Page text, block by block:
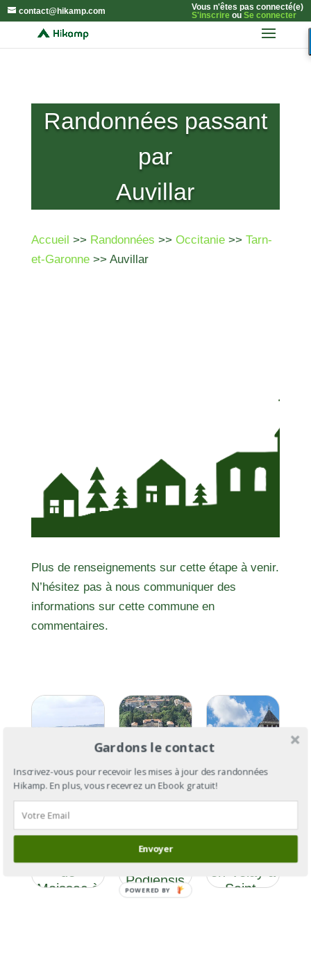
contact@hikamp.com
Vous n'êtes pas connecté(e)
S'inscrireou Se connecter
Randonnées passant
par
Auvillar
Accueil >> Randonnées >> Occitanie>> Tarn-
et-Garonne>> Auvillar
Plus de renseignements sur cette étape à venir.
N’hésitez pas à nous communiquer des
informations sur cette commune en
commentaires.
GR®65 :
la Via
Podiensis
Moissac à
GR®65, Via
Gebennensis
et Via
Podiensis
GR®65 :
Podiensis,
Saint-
Gardons le contact
Inscrivez-vous pour recevoir les mises à jour des randonnées
Hikamp. En plus, vous recevrez un Ebook gratuit!
Envoyer
POWERED BY